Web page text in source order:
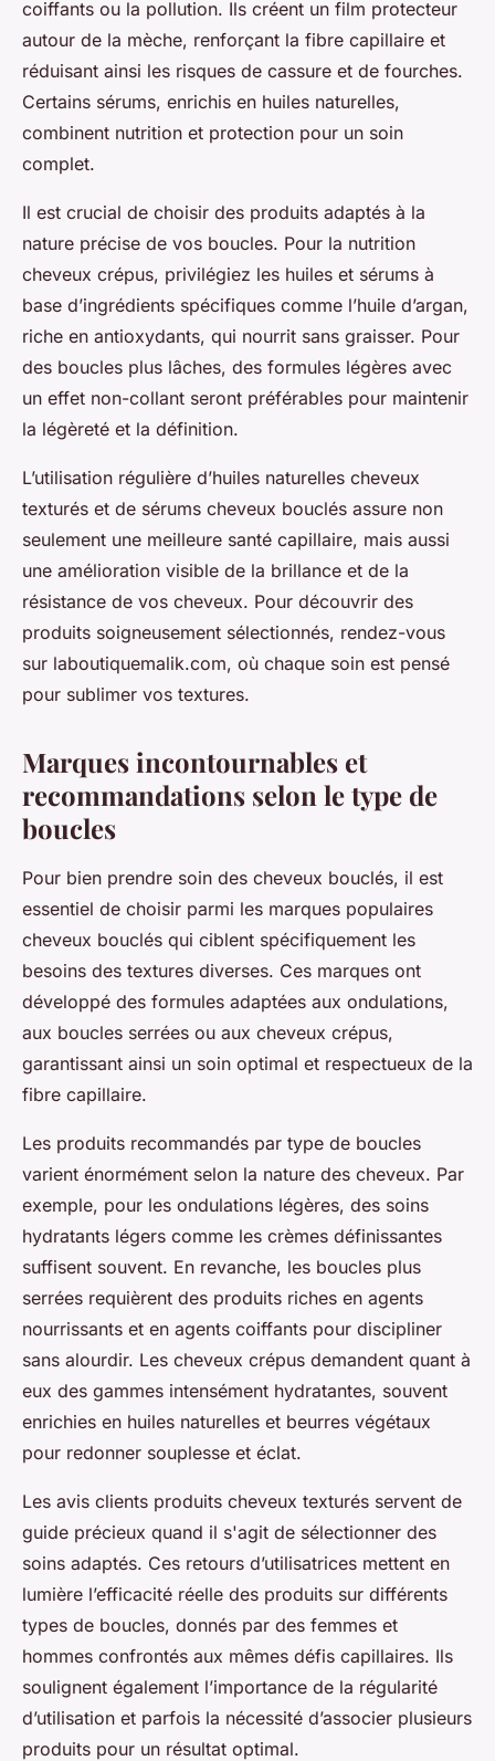
coiffants ou la pollution. Ils créent un film protecteur
autour de la mèche, renforçant la fibre capillaire et
réduisant ainsi les risques de cassure et de fourches.
Certains sérums, enrichis en huiles naturelles,
combinent nutrition et protection pour un soin
complet.
Il est crucial de choisir des produits adaptés à la
nature précise de vos boucles. Pour la nutrition
cheveux crépus, privilégiez les huiles et sérums à
base d’ingrédients spécifiques comme l’huile d’argan,
riche en antioxydants, qui nourrit sans graisser. Pour
des boucles plus lâches, des formules légères avec
un effet non-collant seront préférables pour maintenir
la légèreté et la définition.
L’utilisation régulière d’huiles naturelles cheveux
texturés et de sérums cheveux bouclés assure non
seulement une meilleure santé capillaire, mais aussi
une amélioration visible de la brillance et de la
résistance de vos cheveux. Pour découvrir des
produits soigneusement sélectionnés, rendez-vous
sur laboutiquemalik.com, où chaque soin est pensé
pour sublimer vos textures.
Marques incontournables et
recommandations selon le type de
boucles
Pour bien prendre soin des cheveux bouclés, il est
essentiel de choisir parmi les marques populaires
cheveux bouclés qui ciblent spécifiquement les
besoins des textures diverses. Ces marques ont
développé des formules adaptées aux ondulations,
aux boucles serrées ou aux cheveux crépus,
garantissant ainsi un soin optimal et respectueux de la
fibre capillaire.
Les produits recommandés par type de boucles
varient énormément selon la nature des cheveux. Par
exemple, pour les ondulations légères, des soins
hydratants légers comme les crèmes définissantes
suffisent souvent. En revanche, les boucles plus
serrées requièrent des produits riches en agents
nourrissants et en agents coiffants pour discipliner
sans alourdir. Les cheveux crépus demandent quant à
eux des gammes intensément hydratantes, souvent
enrichies en huiles naturelles et beurres végétaux
pour redonner souplesse et éclat.
Les avis clients produits cheveux texturés servent de
guide précieux quand il s'agit de sélectionner des
soins adaptés. Ces retours d’utilisatrices mettent en
lumière l’efficacité réelle des produits sur différents
types de boucles, donnés par des femmes et
hommes confrontés aux mêmes défis capillaires. Ils
soulignent également l’importance de la régularité
d’utilisation et parfois la nécessité d’associer plusieurs
produits pour un résultat optimal.